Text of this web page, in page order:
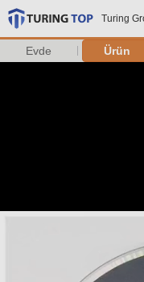
Turing
Evde Ürün